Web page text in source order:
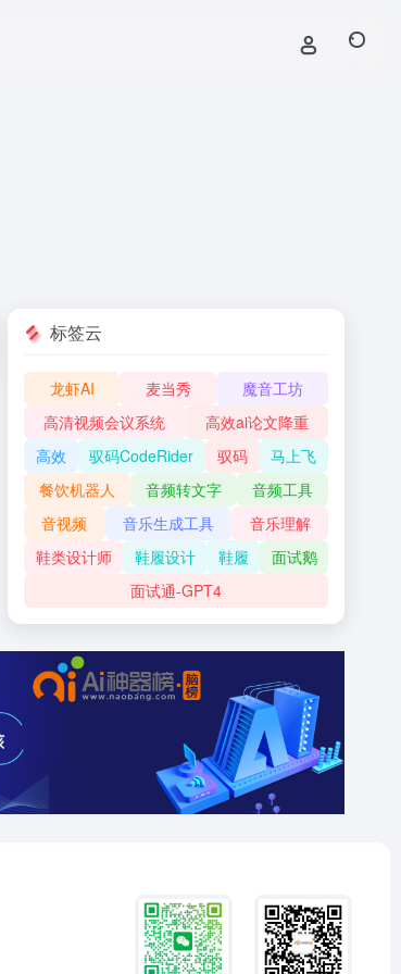
标签云
龙虾AI 麦当秀
魔音工坊
高清视频会议系统
高效ai论文降重
高效
驭码CodeRider 驭码
马上飞
餐饮机器人
音频转文字
音频工具
音视频
音乐生成工具
音乐理解
鞋类设计师
鞋履设计 鞋履
面试鹅
面试通-GPT4